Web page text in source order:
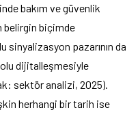
bakım ve güvenlik
belirgin biçimde
pazarının da
dijitalleşmesiyle
sektör analizi, 2025).
herhangi bir tarih ise